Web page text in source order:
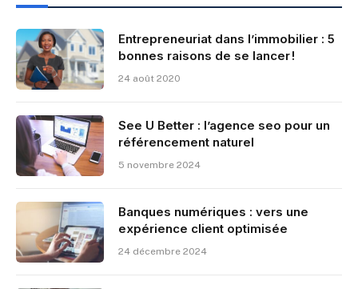
Entrepreneuriat dans l’immobilier : 5
bonnes raisons de se lancer !
24 août 2020
See U Better : l’agence seo pour un
référencement naturel
5 novembre 2024
Banques numériques : vers une
expérience client optimisée
24 décembre 2024